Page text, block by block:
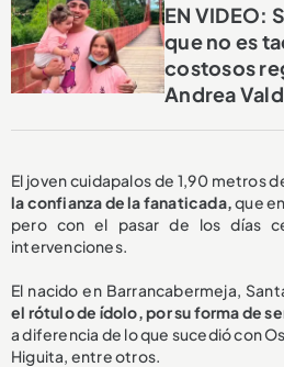
EN VIDEO:
que no es
costosos
Andrea
El joven cuidapalos de 1,90 metros
la confianza de la fanaticada,que
pero con el pasar de los días
intervenciones.
El nacido en Barrancabermeja,
el rótulo de ídolo, por su forma de
a diferencia de lo que sucedió con
Higuita, entre otros.